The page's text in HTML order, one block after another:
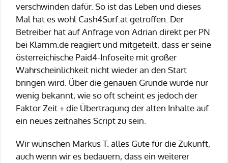
verschwinden dafür. So ist das Leben und dieses
Mal hat es wohl Cash4Surf.at getroffen. Der
Betreiber hat auf Anfrage von Adrian direkt per PN
bei Klamm.de reagiert und mitgeteilt, dass er seine
österreichische Paid4-Infoseite mit großer
Wahrscheinlichkeit nicht wieder an den Start
bringen wird. Über die genauen Gründe wurde nur
wenig bekannt, wie so oft scheint es jedoch der
Faktor Zeit + die Übertragung der alten Inhalte auf
ein neues zeitnahes Script zu sein.
Wir wünschen Markus T. alles Gute für die Zukunft,
auch wenn wir es bedauern, dass ein weiterer